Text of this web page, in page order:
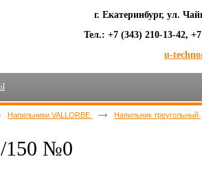
г. Екатеринбург, ул.
Тел.: +7 (343) 210-13-42,
u-
Напильники VALLORBE Напильник треугольный
150 №0